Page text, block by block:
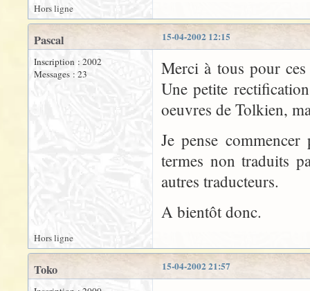
Hors ligne
15-04-2002 12:15
Pascal
Inscription : 2002
Messages : 23
Merci à tous pour
Une petite
oeuvres de Tolkien,
Je pense
termes non traduits
autres traducteurs.
A bientôt donc.
Hors ligne
15-04-2002 21:57
Toko